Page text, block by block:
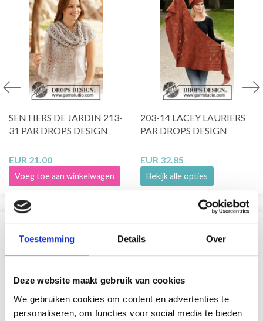
Toestemming Details Over
Deze website maakt gebruik van cookies
We gebruiken cookies om content en advertenties te
personaliseren, om functies voor social media te bieden
SENTIERS DE JARDIN 213-
31 PAR DROPS DESIGN
EUR 21.00
Voeg toe aan winkelwagen
203-14 LACEY LAURIERS
PAR DROPS DESIGN
EUR 32.85
Bekijk alle opties